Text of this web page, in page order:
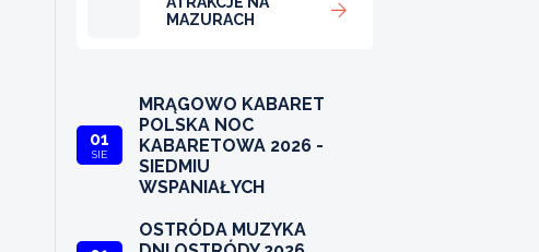
MAZURACH
01
SIE
MRĄGOWO KABARET
POLSKA NOC
KABARETOWA 2026 -
SIEDMIU
WSPANIAŁYCH
OSTRÓDA MUZYKA